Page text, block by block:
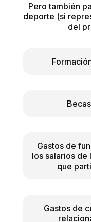
Pero también
deporte (si
del
Gastos de
los salarios
que
Gastos de